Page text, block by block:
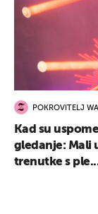
POKROVITELJ
Kad su
gledanje: Mali
trenutke s